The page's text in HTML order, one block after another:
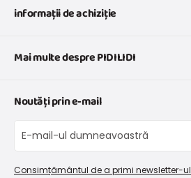
informații de achiziție
Transport și plată
Retururi și reclamații
Schimb sau returnare gratuită
Procedura de reclamații
Mai multe despre PIDILIDI
Despre noi
Blog
Program de afiliere
Noutăți prin e-mail
Consimțământul de a primi newsletter-ul